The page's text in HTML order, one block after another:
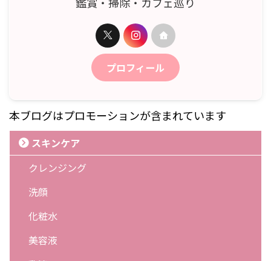
プロフィール
本ブログはプロモーションが含まれています
スキンケア
クレンジング
洗顔
化粧水
美容液